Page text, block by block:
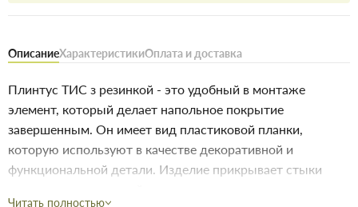
ОписаниеХарактеристикиОплата и доставка
Плинтус ТИС з резинкой - это удобный в монтаже
элемент, который делает напольное покрытие
завершенным. Он имеет вид пластиковой планки,
которую используют в качестве декоративной и
функциональной детали. Изделие прикрывает стыки
Читать полностью